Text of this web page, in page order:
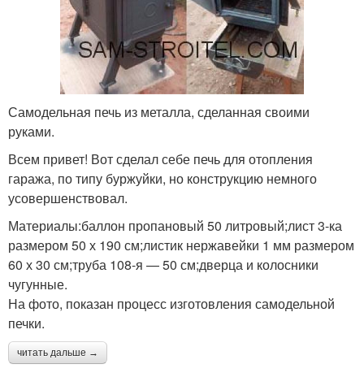
Самодельная печь из металла, сделанная своими
руками.
Всем привет! Вот сделал себе печь для отопления
гаража, по типу буржуйки, но конструкцию немного
усовершенствовал.
Материалы:баллон пропановый 50 литровый;лист 3-ка
размером 50 х 190 см;листик нержавейки 1 мм размером
60 х 30 см;труба 108-я — 50 см;дверца и колосники
чугунные.
На фото, показан процесс изготовления самодельной
печки.
читать дальше →